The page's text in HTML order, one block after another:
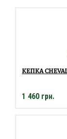
КЕПКА
1 460 грн.